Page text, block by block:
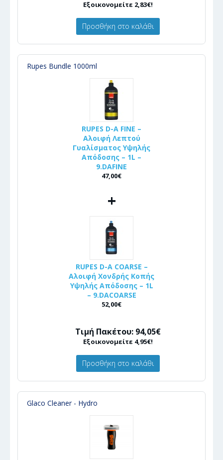
Εξοικονομείτε 2,83€!
Προσθήκη στο καλάθι
Rupes Bundle 1000ml
RUPES D-A FINE –
Αλοιφή Λεπτού
Γυαλίσματος Υψηλής
Απόδοσης – 1L –
9.DAFINE
47,00€
+
RUPES D-A COARSE –
Αλοιφή Χονδρής Κοπής
Υψηλής Απόδοσης – 1L
– 9.DACOARSE
52,00€
Τιμή Πακέτου: 94,05€
Εξοικονομείτε 4,95€!
Προσθήκη στο καλάθι
Glaco Cleaner - Hydro